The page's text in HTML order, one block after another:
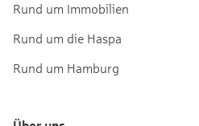
Rund um Immobilien
Rund um die Haspa
Rund um Hamburg